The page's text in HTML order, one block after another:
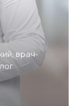
врач-